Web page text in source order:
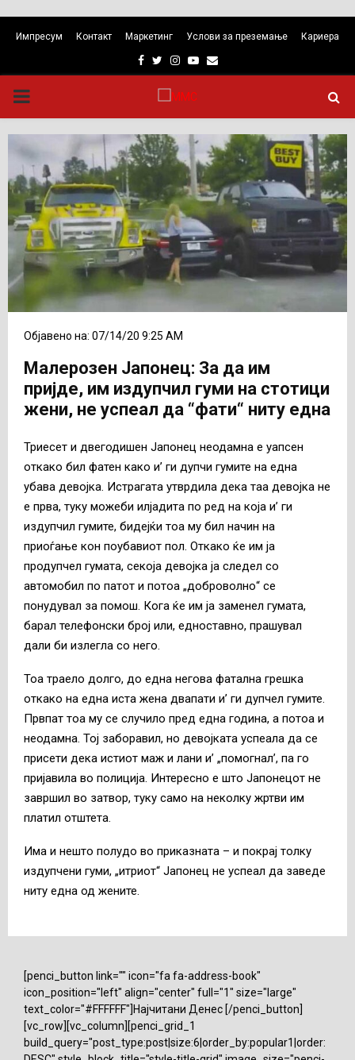
Импресум Контакт Маркетинг Услови за преземање Кариера
Facebook
TwitterInstagram
Youtube
Email
PRIMARY
MENU
Објавено на: 07/14/20 9:25 AM
Малерозен Јапонец: За да им
пријде, им издупчил гуми на стотици
жени, не успеал да “фати“ ниту една
Триесет и двегодишен Јапонец неодамна е уапсен
откако бил фатен како и’ ги дупчи гумите на една
убава девојка. Истрагата утврдила дека таа девојка не
е прва, туку можеби илјадита по ред на која и’ ги
издупчил гумите, бидејќи тоа му бил начин на
приоѓање кон поубавиот пол. Откако ќе им ја
продупчел гумата, секоја девојка ја следел со
автомобил по патот и потоа „доброволно“ се
понудувал за помош. Кога ќе им ја заменел гумата,
барал телефонски број или, едноставно, прашувал
дали би излегла со него.
Тоа траело долго, до една негова фатална грешка
откако на една иста жена двапати и’ ги дупчел гумите.
Првпат тоа му се случило пред една година, а потоа и
неодамна. Тој заборавил, но девојката успеала да се
присети дека истиот маж и лани и’ „помогнал’, па го
пријавила во полиција. Интересно е што Јапонецот не
завршил во затвор, туку само на неколку жртви им
платил отштета.
Има и нешто полудо во приказната – и покрај толку
издупчени гуми, „итриот“ Јапонец не успеал да заведе
ниту една од жените.
[penci_button link="" icon="fa fa-address-book"
icon_position="left" align="center" full="1" size="large"
text_color="#FFFFFF"]Најчитани Денес [/penci_button]
[vc_row][vc_column][penci_grid_1
build_query="post_type:post|size:6|order_by:popular1|order: